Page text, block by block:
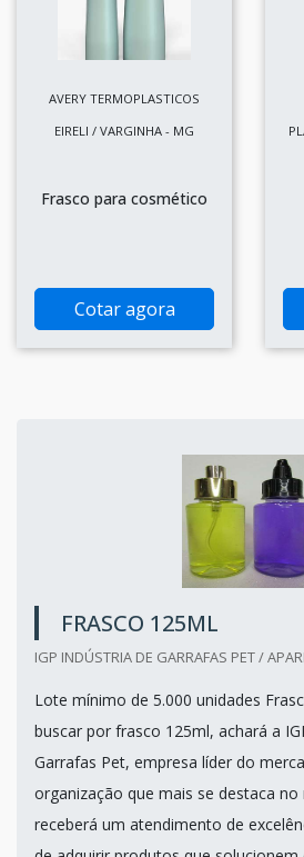
AVERY TERMOPLASTICOS
EIRELI / VARGINHA - MG
Frasco para cosmético
Cotar agora
FRASCO 125ML
IGP INDÚSTRIA DE GARRAFAS PET /
Lote mínimo de 5.000 unidades
buscar por frasco 125ml, achará a
Garrafas Pet, empresa líder do
organização que mais se destaca
receberá um atendimento de